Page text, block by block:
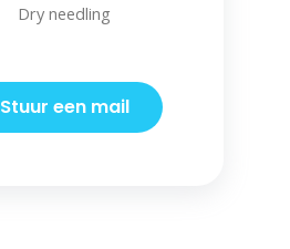
Dry needling
Stuur een mail